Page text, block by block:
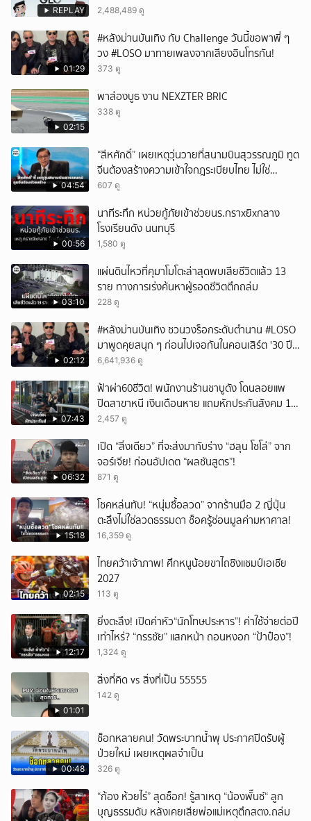
REPLAY 2,488,489 ดู
01:29
#หลังม่านบันเทิง กับ Challenge วันนี้ขอพาพี่ ๆ
วง #LOSO มาทายเพลงจากเสียงอินโทรกัน!
373 ดู
02:15
พาส่องบูธ งาน NEXZTER BRIC
338 ดู
04:54
“สีหศักดิ์” เผยเหตุวุ่นวายที่สนามบินสุวรรณภูมิ ทูต
จีนต้องสร้างความเข้าใจกฎระเบียบไทย ไม่ใช่
ปกป้องฝ่ายจีนเพียงอย่างเดียว
607 ดู
00:56
นาทีระทึก หน่วยกู้ภัยเข้าช่วยนร.กราxยิxกลาง
โรงเรียนดัง นนทบุรี
1,580 ดู
03:10
แผ่นดินไหวที่คุมาโมโตะล่าสุดพบเสียชีวิตแล้ว 13
ราย ทางการเร่งค้นหาผู้รอดชีวิตตึกถล่ม
228 ดู
02:12
#หลังม่านบันเทิง ชวนวงร็อกระดับตำนาน #LOSO
มาพูดคุยสนุก ๆ ก่อนไปเจอกันในคอนเสิร์ต '30 ปี
LOSO นานเท่าไรก็รอ'
6,641,936 ดู
07:43
ฟ้าผ่า60ชีวิต! พนักงานร้านชาบูดัง โดนลอยแพ
ปิดสาขาหนี เงินเดือนหาย แถมหักประกันสังคม 11
เดือนแต่ไม่ส่ง?
2,457 ดู
06:32
เปิด “สิ่งเดียว” ที่จะส่งมากับร่าง “ฮลุน โซโล่” จาก
จอร์เจีย! ก่อนอัปเดต “ผลชันสูตร”!
871 ดู
15:18
โชคหล่นทับ! “หนุ่มซื้อลวด” จากร้านมือ 2 ญี่ปุ่น
ตะลึงไม่ใช่ลวดธรรมดา ช็อครู้ซ่อนมูลค่ามหาศาล!
16,359 ดู
02:15
ไทยคว้าเจ้าภาพ! ศึกหนูน้อยขาไถชิงแชมป์เอเชีย
2027
113 ดู
12:17
ยิ่งตะลึง! เปิดค่าหัว“นักโทษประหาร”! ค่าใช้จ่ายต่อปี
เท่าไหร่? “กรรชัย” แสกหน้า ถอนหงอก “ป้าป๋อง”!
1,324 ดู
01:01
สิ่งที่คิด vs สิ่งที่เป็น 55555
142 ดู
00:48
ช็อกหลายคน! วัดพระบาทน้ำพุ ประกาศปิดรับผู้
ป่วยใหม่ เผยเหตุผลจำเป็น
326 ดู
“ก้อง ห้วยไร่” สุดช็อก! รู้สาเหตุ “น้องพั๊นซ์“ ลูก
บุญธรรมดับ หลังเคยเสียพ่อแม่เหตุตึกสตง.ถล่ม
ยกเลิก